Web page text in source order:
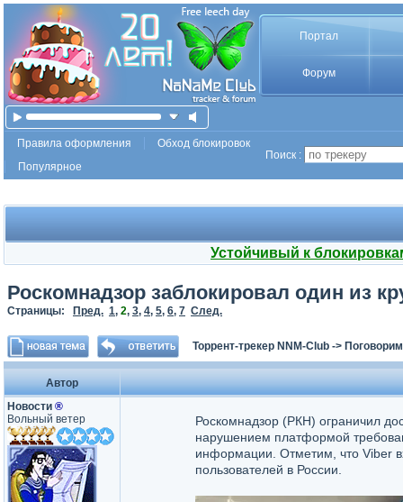
Портал
Форум
Правила оформления
Обход блокировок
Популярное
Поиск :
Устойчивый к
Роскомнадзор заблокировал один из
Страницы: Пред. 1, 2, 3, 4, 5, 6, 7 След.
Торрент-трекер NNM-Club -> Поговорим
Автор
Новости ®
Вольный ветер
Роскомнадзор (РКН) ограничил
нарушением платформой
информации. Отметим, что Viber
пользователей в России.